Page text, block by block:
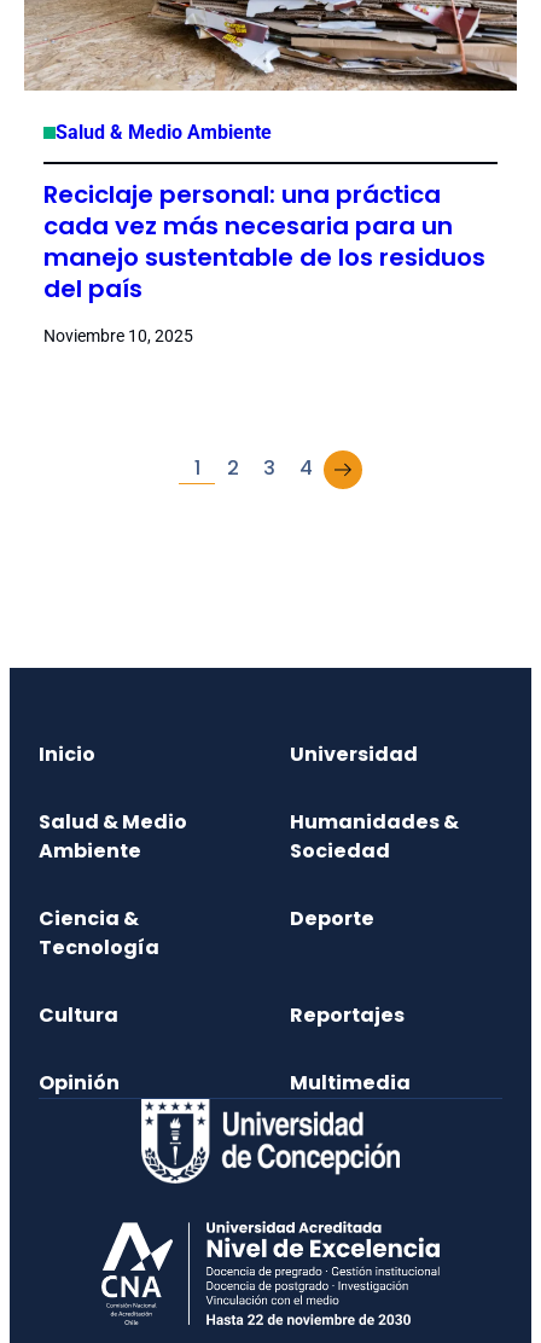
Salud & Medio Ambiente
Reciclaje personal: una práctica
cada vez más necesaria para un
manejo sustentable de los residuos
del país
Noviembre 10, 2025
1 2 3 4 →
Inicio Universidad
Salud & Medio
Ambiente
Humanidades &
Sociedad
Ciencia &
Tecnología
Deporte
Cultura Reportajes
Opinión Multimedia